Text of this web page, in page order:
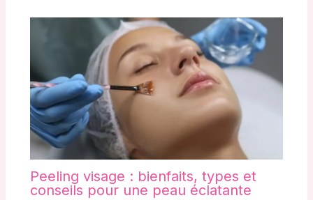
Peeling visage : bienfaits, types et
conseils pour une peau éclatante